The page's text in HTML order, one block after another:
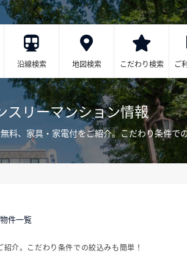
沿線検索 地図検索 こだわり検索 ご
スリーマンション情報
料、家具・家電付をご紹介。こだわり条件で
件一覧
介。こだわり条件での絞込みも簡単！